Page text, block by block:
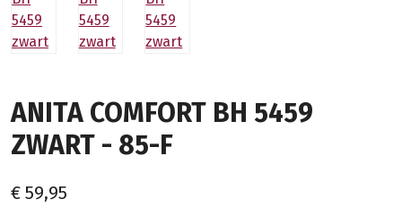
ANITA COMFORT BH 5459
ZWART - 85-F
€ 59,95